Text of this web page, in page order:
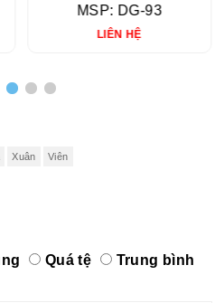
MSP: DG-93
LIÊN HỆ
Xuân Viên
Quá tệ
Trung bình